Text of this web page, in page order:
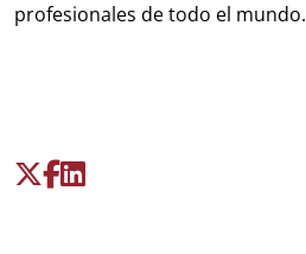
profesionales de todo el mundo.